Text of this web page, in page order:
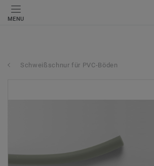
MENU
Schweißschnur für PVC-Böden